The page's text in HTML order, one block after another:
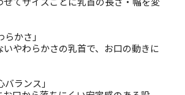
せてサイズごとに乳首の長さ・幅を変
かさ」
いやわらかさの乳首で、お口の動きに
ランス」